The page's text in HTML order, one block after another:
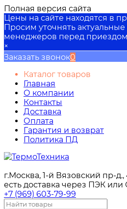
Полная версия сайта
Цены на сайте находятся в
Просим уточнять
менеджеров перед
×
Заказать звонок0
Каталог товаров
Главная
О компании
Контакты
Доставка
Оплата
Гарантия и возврат
Политика ПД
г.Москва, 1-й Вязовский пр-д.,
есть доставка через ПЭК или
+7 (969) 603-79-99